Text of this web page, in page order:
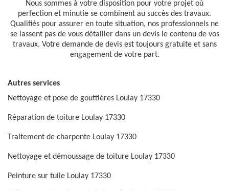
Nous sommes à votre disposition pour votre projet où
perfection et minutie se combinent au succès des travaux.
Qualifiés pour assurer en toute situation, nos professionnels ne
se lassent pas de vous détailler dans un devis le contenu de vos
travaux. Votre demande de devis est toujours gratuite et sans
engagement de votre part.
Autres services
Nettoyage et pose de gouttières Loulay 17330
Réparation de toiture Loulay 17330
Traitement de charpente Loulay 17330
Nettoyage et démoussage de toiture Loulay 17330
Peinture sur tuile Loulay 17330